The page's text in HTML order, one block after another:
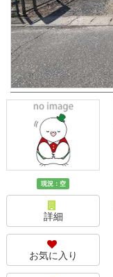
現況：空
詳細
お気に入り